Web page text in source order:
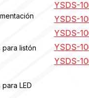
para listón
LED
YSDS-
YSDS-
YSDS-
YSDS-
YSDS-